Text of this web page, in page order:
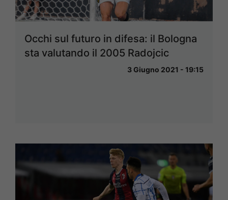
Occhi sul futuro in difesa: il Bologna
sta valutando il 2005 Radojcic
3 Giugno 2021 - 19:15